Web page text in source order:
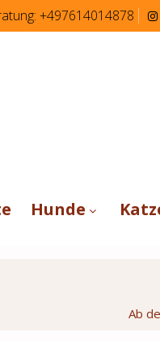
+497614014878
Hunde
Ab